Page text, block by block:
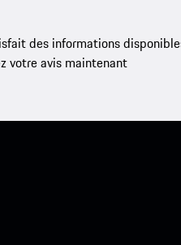
des informations
votre avis maintenant